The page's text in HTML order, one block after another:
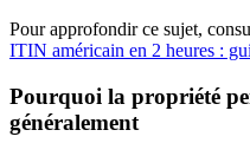
Pour approfondir ce sujet,
ITIN américain en 2 heures :
Pourquoi la propriété
généralement